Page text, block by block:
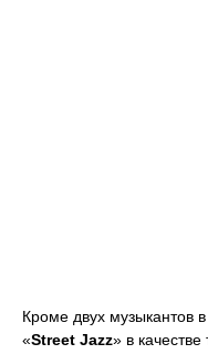
Кроме двух музыкантов
«Street Jazz» в